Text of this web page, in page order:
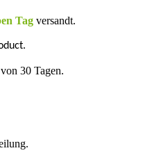
Tag versandt.
30 Tagen.